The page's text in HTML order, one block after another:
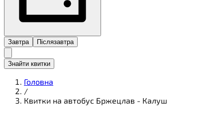
Завтра Післязавтра
Знайти квитки
Головна
/
Квитки на автобус Бржецлав - Калуш